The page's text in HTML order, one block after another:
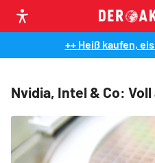
++ Heiß kaufen,
Nvidia, Intel & Co: